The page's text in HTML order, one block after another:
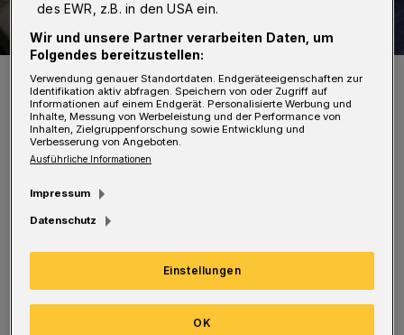
Symbolfoto.
Foto: Polizei / Jochen Tack
N
ausgehend von einem benachbarten Balkon
eines Mehrfamilienhauses wahrnahmen.
des EWR, z.B. in den USA ein.
Wir und unsere Partner verarbeiten Daten, um
Folgendes bereitzustellen:
Verwendung genauer Standortdaten. Endgeräteeigenschaften zur
Identifikation aktiv abfragen. Speichern von oder Zugriff auf
Informationen auf einem Endgerät. Personalisierte Werbung und
Inhalte, Messung von Werbeleistung und der Performance von
Inhalten, Zielgruppenforschung sowie Entwicklung und
Verbesserung von Angeboten.
Ausführliche Informationen
Impressum
Datenschutz
Einstellungen
OK